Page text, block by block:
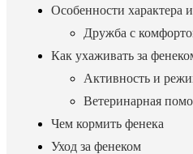
Особенности характера
Дружба с
Как ухаживать за
Активность и
Ветеринарная
Чем кормить фенека
Уход за фенеком